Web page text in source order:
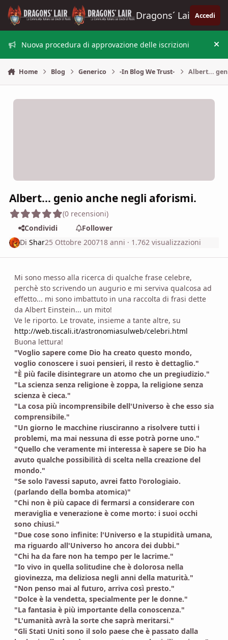
Vai al contenuto
Dragons´ Lair Accedi
Nuova procedura di approvazione delle iscrizioni
Home Blog Generico -In Blog We Trust- Albert...
Albert... genio anche negli aforismi.
(0 recensioni)
Condividi
Follower
DiShar25 Ottobre 200718 anni · 1.762 visualizzazioni
Mi sono messo alla ricerca di qualche frase celebre,
perchè sto scrivendo un augurio e mi serviva qualcosa ad
effetto... mi sono imbattuto in una raccolta di frasi dette
da Albert Einstein... un mito!
Ve le riporto. Le trovate, insieme a tante altre, su
http://web.tiscali.it/astronomiasulweb/celebri.html
Buona lettura!
"Voglio sapere come Dio ha creato questo mondo,
voglio conoscere i suoi pensieri, il resto è dettaglio."
"È più facile disintegrare un atomo che un pregiudizio."
"La scienza senza religione è zoppa, la religione senza
scienza è cieca."
"La cosa più incomprensibile dell'Universo è che esso sia
comprensibile."
"Un giorno le macchine riusciranno a risolvere tutti i
problemi, ma mai nessuna di esse potrà porne uno."
"Quello che veramente mi interessa è sapere se Dio ha
avuto qualche possibilità di scelta nella creazione del
mondo."
"Se solo l'avessi saputo, avrei fatto l'orologiaio.
(parlando della bomba atomica)"
"Chi non è più capace di fermarsi a considerare con
meraviglia e venerazione è come morto: i suoi occhi
sono chiusi."
"Due cose sono infinite: l'Universo e la stupidità umana,
ma riguardo all'Universo ho ancora dei dubbi."
"Chi ha da fare non ha tempo per le lacrime."
"Io vivo in quella solitudine che è dolorosa nella
giovinezza, ma deliziosa negli anni della maturità."
"Non penso mai al futuro, arriva così presto."
"Dolce è la vendetta, specialmente per le donne."
"La fantasia è più importante della conoscenza."
"L'umanità avrà la sorte che saprà meritarsi."
"Gli Stati Uniti sono il solo paese che è passato dalla